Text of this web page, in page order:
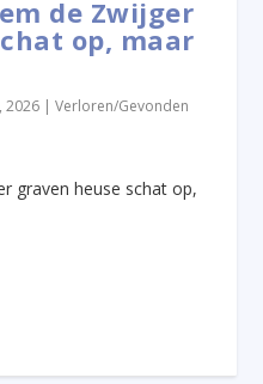
de Zwijger
op, maar
2026 |Verloren/Gevonden
graven heuse schat op,